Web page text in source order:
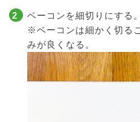
ベーコンを細切りにする。
※ベーコンは細かく切る
みが良くなる。